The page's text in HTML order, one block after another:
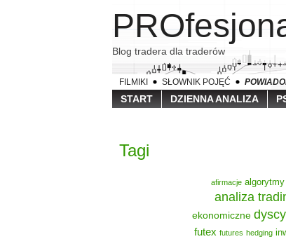
Blog tradera dla traderów
FILMIKI SŁOWNIK POJĘĆ
START DZIENNA ANALIZA
Tagi
afirmacje algorytmy
analiza
ekonomiczne
futex futures hedging